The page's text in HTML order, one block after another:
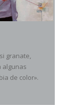
granate,
algunas
de color».